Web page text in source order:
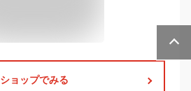
ショップでみる